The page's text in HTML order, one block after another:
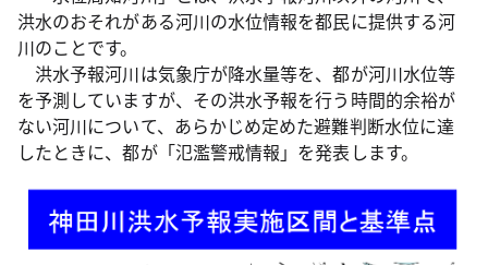
洪水のおそれがある河川の水位情報を都民に提供する河
川のことです。
洪水予報河川は気象庁が降水量等を、都が河川水位等
を予測していますが、その洪水予報を行う時間的余裕が
ない河川について、あらかじめ定めた避難判断水位に達
したときに、都が「氾濫警戒情報」を発表します。